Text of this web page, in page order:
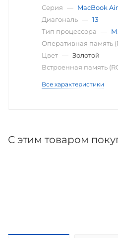
Серия — MacBook Air
Диагональ — 13
Тип процессора —
Оперативная память
Цвет — Золотой
Встроенная память
Все характеристики
С этим товаром